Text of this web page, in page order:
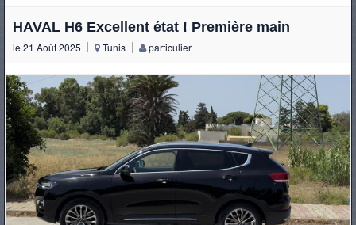
HAVAL H6 Excellent état ! Première main
le 21 Août 2025 Tunis particulier
D'OCCASION
CAMIONS
PNEUS